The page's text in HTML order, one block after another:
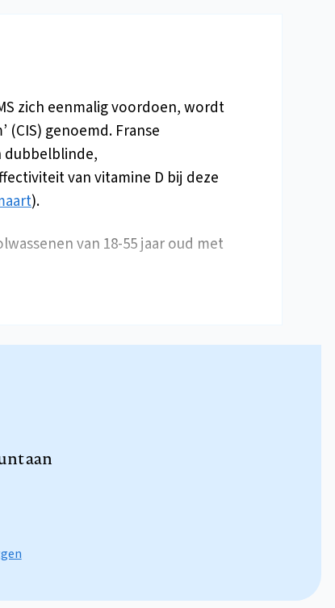
zich eenmalig voordoen, wordt
(CIS) genoemd. Franse
dubbelblinde,
van vitamine D bij deze
).
van 18-55 jaar oud met
aan